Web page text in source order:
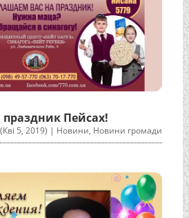
Пейсах!
5, 2019) | Новини, Новини громади